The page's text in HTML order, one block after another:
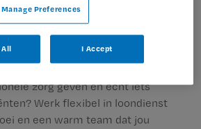
zorg geven en écht iets
Werk flexibel in loondienst
en een warm team dat jou
Manage Preferences
All I Accept